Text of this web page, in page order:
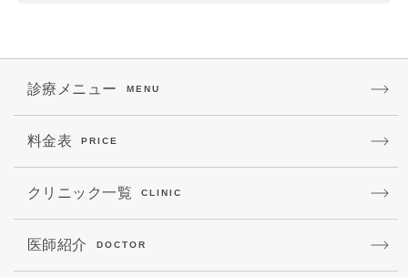
診療メニュー MENU
料金表 PRICE
クリニック一覧 CLINIC
医師紹介 DOCTOR